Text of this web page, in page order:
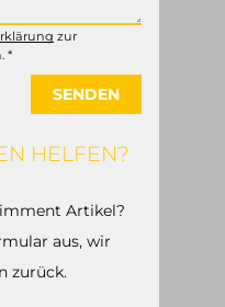
zur
*
SENDEN
HELFEN?
Artikel?
aus, wir
zurück.